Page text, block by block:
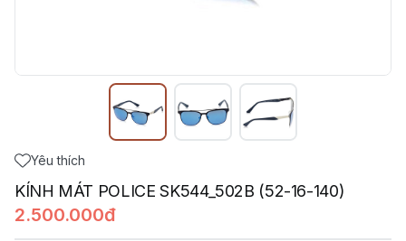
Yêu thích
KÍNH MÁT POLICE SK544_502B (52-16-140)
2.500.000đ